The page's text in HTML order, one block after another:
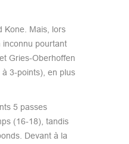
Kone. Mais, lors
inconnu pourtant
Gries-Oberhoffen
3-points), en plus
5 passes
(16-18), tandis
Devant à la